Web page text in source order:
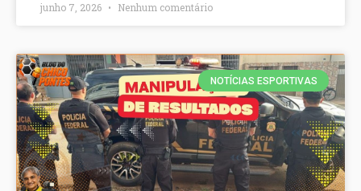
junho 7, 2026 Nenhum comentário
NOTÍCIAS ESPORTIVAS